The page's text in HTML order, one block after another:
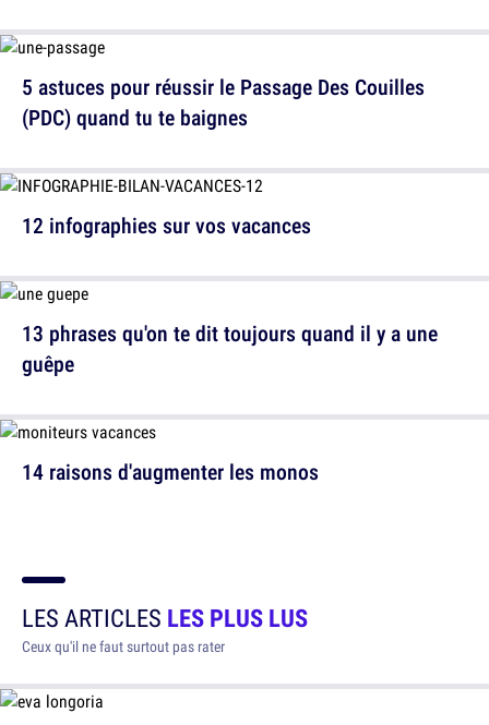
5 astuces pour réussir le Passage Des Couilles
(PDC) quand tu te baignes
13 phrases qu'on te dit toujours quand il y a une
guêpe
12 infographies sur vos vacances
14 raisons d'augmenter les monos
LES ARTICLES LES PLUS LUS
Ceux qu'il ne faut surtout pas rater